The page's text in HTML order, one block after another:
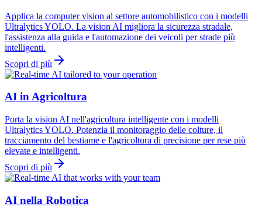
Applica la computer vision al settore automobilistico con i modelli
Ultralytics YOLO. La vision AI migliora la sicurezza stradale,
l'assistenza alla guida e l'automazione dei veicoli per strade più
intelligenti.
Scopri di più
AI in Agricoltura
Porta la vision AI nell'agricoltura intelligente con i modelli
Ultralytics YOLO. Potenzia il monitoraggio delle colture, il
tracciamento del bestiame e l'agricoltura di precisione per rese più
elevate e intelligenti.
Scopri di più
AI nella Robotica